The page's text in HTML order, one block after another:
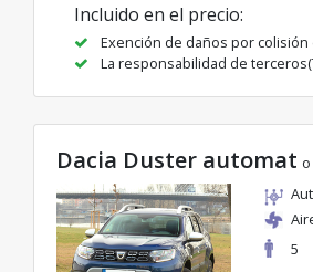
Incluido en el precio:
Exención de daños por colisión
La responsabilidad de
Dacia Duster automat
5